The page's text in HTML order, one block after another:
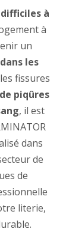
à
à
un
dans les
fissures
piqûres
, il est
dans
de
de
literie,